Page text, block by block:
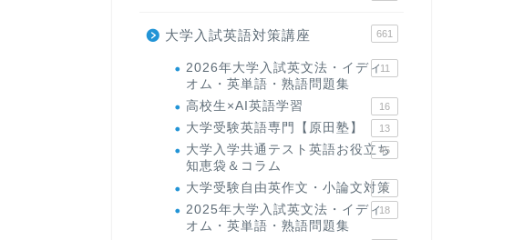
大学入試英語対策講座 661
2026年大学入試英文法・イディ
オム・英単語・熟語問題集
11
高校生×AI英語学習 16
大学受験英語専門【原田塾】 13
大学入学共通テスト英語お役立ち
知恵袋＆コラム
45
大学受験自由英作文・小論文対策
8
2025年大学入試英文法・イディ
オム・英単語・熟語問題集
18